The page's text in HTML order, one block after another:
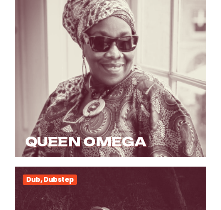
QUEEN OMEGA
Dub, Dubstep